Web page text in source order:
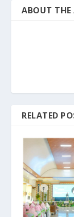
ABOUT
RELATED